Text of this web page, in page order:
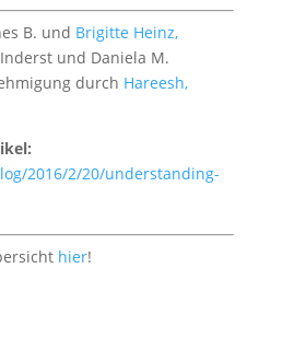
B. und Brigitte Heinz,
und Daniela M.
durch Hareesh,
2016/2/20/understanding-
hier!